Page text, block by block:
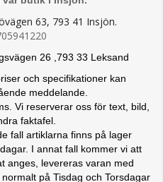
63, 793 41 Insjön.
26 ,793 33 Leksand
och specifikationer kan
meddelande.
Vi reserverar oss för text, bild,
faktafel.
fall artiklarna finns på lager
I annat fall kommer vi att
anges, levereras varan med
på Tisdag och Torsdagar